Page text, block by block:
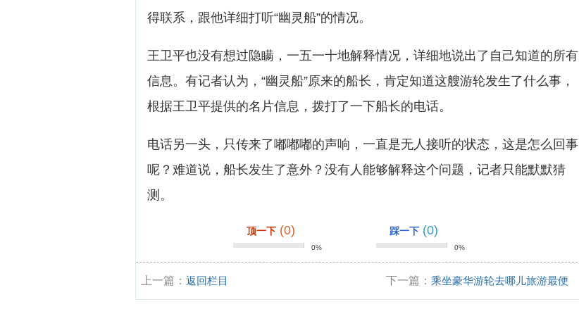
得联系，跟他详细打听“幽灵船”的情况。
王卫平也没有想过隐瞒，一五一十地解释情况，详细地说出了自己知道的所有
信息。有记者认为，“幽灵船”原来的船长，肯定知道这艘游轮发生了什么事，
根据王卫平提供的名片信息，拨打了一下船长的电话。
电话另一头，只传来了嘟嘟嘟的声响，一直是无人接听的状态，这是怎么回事
呢？难道说，船长发生了意外？没有人能够解释这个问题，记者只能默默猜
测。
顶一下 (0)
0%
踩一下 (0)
0%
上一篇： 返回栏目 下一篇：乘坐豪华游轮去哪儿旅游最便